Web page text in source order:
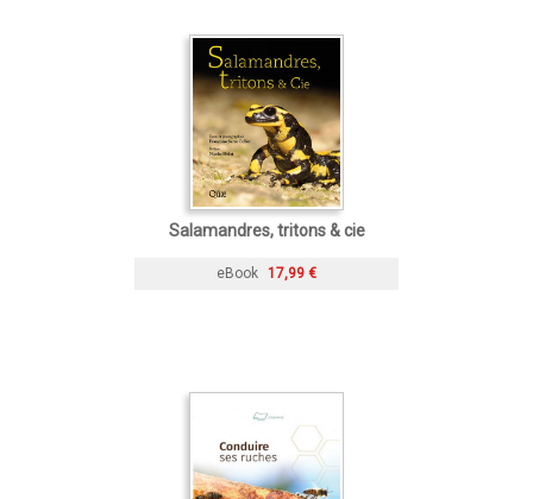
Salamandres, tritons & cie
eBook 17,99 €